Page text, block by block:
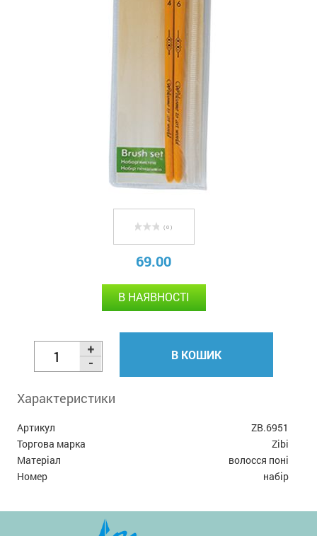
( 0 )
69.00
В НАЯВНОСТІ
В КОШИК
Характеристики
Артикул
ZB.6951
Торгова марка
Zibi
Матеріал
волосся поні
Номер
набір